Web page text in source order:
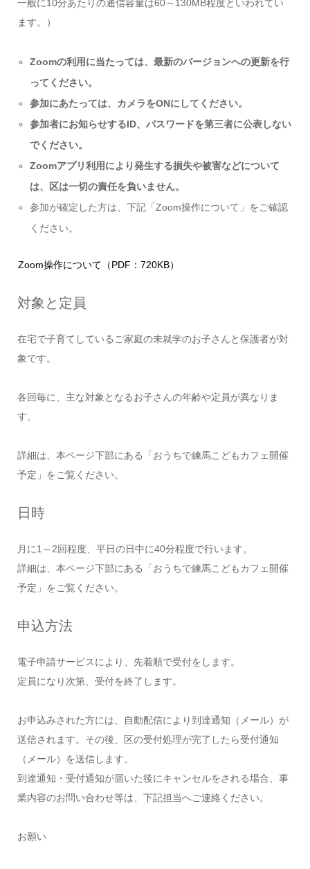
一般に10分あたりの通信容量は60～130MB程度といわれてい
ます。）
Zoomの利用に当たっては、最新のバージョンへの更新を行
ってください。
参加にあたっては、カメラをONにしてください。
参加者にお知らせするID、パスワードを第三者に公表しない
でください。
Zoomアプリ利用により発生する損失や被害などについて
は、区は一切の責任を負いません。
参加が確定した方は、下記「Zoom操作について」をご確認
ください。
Zoom操作について（PDF：720KB）
対象と定員
在宅で子育てしているご家庭の未就学のお子さんと保護者が対
象です。
各回毎に、主な対象となるお子さんの年齢や定員が異なりま
す。
詳細は、本ページ下部にある「おうちで練馬こどもカフェ開催
予定」をご覧ください。
日時
月に1～2回程度、平日の日中に40分程度で行います。
詳細は、本ページ下部にある「おうちで練馬こどもカフェ開催
予定」をご覧ください。
申込方法
電子申請サービスにより、先着順で受付をします。
定員になり次第、受付を終了します。
お申込みされた方には、自動配信により到達通知（メール）が
送信されます。その後、区の受付処理が完了したら受付通知
（メール）を送信します。
到達通知・受付通知が届いた後にキャンセルをされる場合、事
業内容のお問い合わせ等は、下記担当へご連絡ください。
お願い